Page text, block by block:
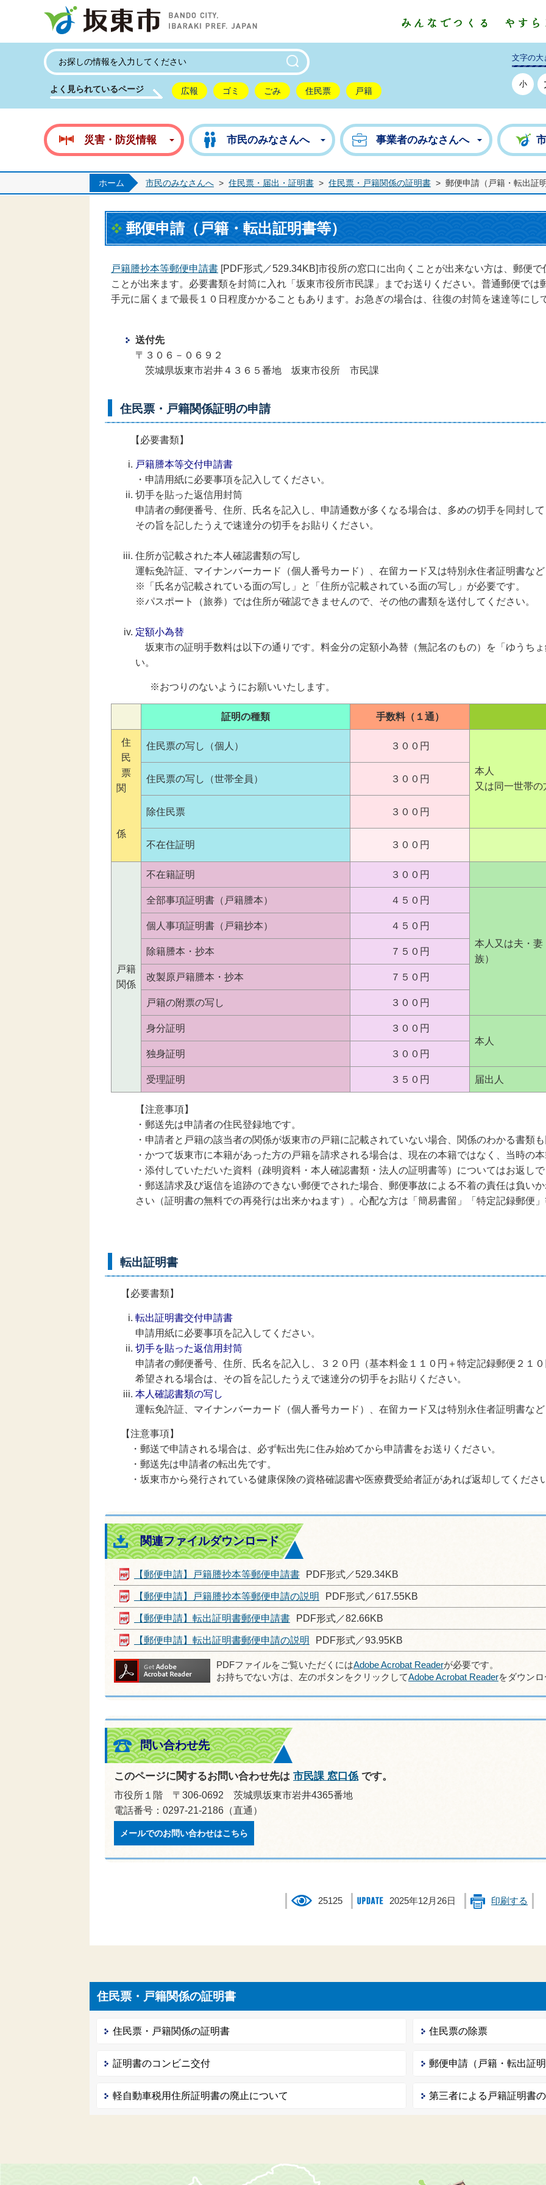
よく見られているページ 広報 ゴミ ごみ 住民票 戸籍
文字の大
小
災害・防災情報 市民のみなさんへ 事業者のみなさんへ
ホーム 市民のみなさんへ > 住民票・届出・証明書 > 住民票・戸籍関係の証明書 > 郵便申請（戸籍・転出証
郵便申請（戸籍・転出証明書等）
戸籍謄抄本等郵便申請書 [PDF形式／529.34KB]市役所の窓口に出向くことが出来ない方は、郵便
ことが出来ます。必要書類を封筒に入れ「坂東市役所市民課」までお送りください。普通郵便では
手元に届くまで最長１０日程度かかることもあります。お急ぎの場合は、往復の封筒を速達等にし
送付先
〒３０６－０６９２
茨城県坂東市岩井４３６５番地 坂東市役所 市民課
住民票・戸籍関係証明の申請
【必要書類】
戸籍謄本等交付申請書
・申請用紙に必要事項を記入してください。
切手を貼った返信用封筒
申請者の郵便番号、住所、氏名を記入し、申請通数が多くなる場合は、多めの切手を同封し
その旨を記したうえで速達分の切手をお貼りください。
住所が記載された本人確認書類の写し
運転免許証、マイナンバーカード（個人番号カード）、在留カード又は特別永住者証明書など
※「氏名が記載されている面の写し」と「住所が記載されている面の写し」が必要です。
※パスポート（旅券）では住所が確認できませんので、その他の書類を送付してください。
定額小為替
坂東市の証明手数料は以下の通りです。料金分の定額小為替（無記名のもの）を「ゆうち
い。
※おつりのないようにお願いいたします。
証明の種類 手数料（１通）
住
民
票
関
係
住民票の写し（個人） ３００円
本人
又は同一世帯の
住民票の写し（世帯全員） ３００円
除住民票 ３００円
不在住証明 ３００円
戸籍
関係
不在籍証明 ３００円
全部事項証明書（戸籍謄本） ４５０円
本人又は夫・
族）
個人事項証明書（戸籍抄本） ４５０円
除籍謄本・抄本 ７５０円
改製原戸籍謄本・抄本 ７５０円
戸籍の附票の写し ３００円
身分証明
３００円
本人
独身証明
３００円
受理証明 ３５０円 届出人
【注意事項】
・郵送先は申請者の住民登録地です。
・申請者と戸籍の該当者の関係が坂東市の戸籍に記載されていない場合、関係のわかる書類
・かつて坂東市に本籍があった方の戸籍を請求される場合は、現在の本籍ではなく、当時の
・添付していただいた資料（疎明資料・本人確認書類・法人の証明書等）についてはお返し
・郵送請求及び返信を追跡のできない郵便でされた場合、郵便事故による不着の責任は負い
さい（証明書の無料での再発行は出来かねます）。心配な方は「簡易書留」「特定記録郵便
転出証明書
【必要書類】
転出証明書交付申請書
申請用紙に必要事項を記入してください。
切手を貼った返信用封筒
申請者の郵便番号、住所、氏名を記入し、３２０円（基本料金１１０円＋特定記録郵便２１
希望される場合は、その旨を記したうえで速達分の切手をお貼りください。
本人確認書類の写し
運転免許証、マイナンバーカード（個人番号カード）、在留カード又は特別永住者証明書など
【注意事項】
・郵送で申請される場合は、必ず転出先に住み始めてから申請書をお送りください。
・郵送先は申請者の転出先です。
・坂東市から発行されている健康保険の資格確認書や医療費受給者証があれば返却してくださ
関連ファイルダウンロード
【郵便申請】戸籍謄抄本等郵便申請書 PDF形式／529.34KB
【郵便申請】戸籍謄抄本等郵便申請の説明 PDF形式／617.55KB
【郵便申請】転出証明書郵便申請書 PDF形式／82.66KB
【郵便申請】転出証明書郵便申請の説明 PDF形式／93.95KB
PDFファイルをご覧いただくにはAdobe Acrobat Readerが必要です。
お持ちでない方は、左のボタンをクリックしてAdobe Acrobat Readerをダウン
問い合わせ先
このページに関するお問い合わせ先は 市民課 窓口係 です。
市役所１階 〒306-0692 茨城県坂東市岩井4365番地
電話番号：0297-21-2186（直通）
メールでのお問い合わせはこちら
25125 2025年12月26日 印刷する
住民票・戸籍関係の証明書
住民票・戸籍関係の証明書 住民票の除票
証明書のコンビニ交付 郵便申請（戸籍・転出証
軽自動車税用住所証明書の廃止について 第三者による戸籍証明書